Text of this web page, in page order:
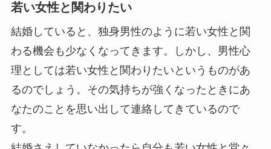
若い女性と関わりたい
結婚していると、独身男性のように若い女性と関
わる機会も少なくなってきます。しかし、男性心
理としては若い女性と関わりたい というものがあ
るのでしょう。その気持ちが強くなったときにあ
なたのことを思い出して連絡してきているので
す。